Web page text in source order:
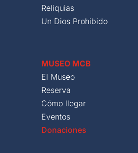
Reliquias
Un Dios Prohibido
MUSEO MCB
El Museo
Reserva
Cómo llegar
Eventos
Donaciones